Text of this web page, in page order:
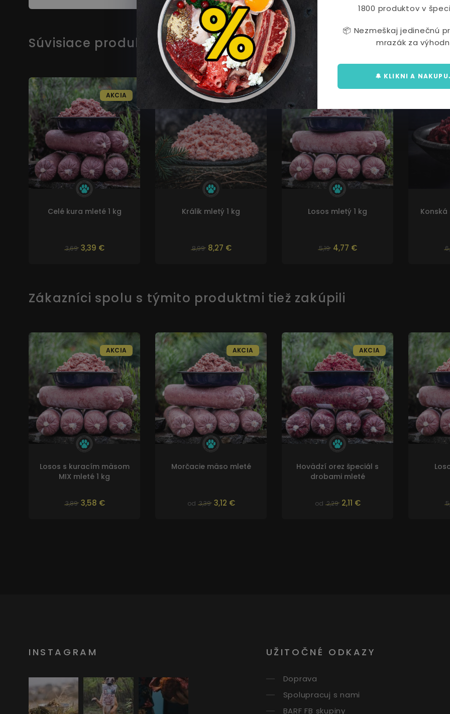
Súvisiace produkty
Celé kura mleté 1 kg
3,69 3,39 €
AKCIA
Králik mletý 1 kg
8,99 8,27 €
AKCIA
Losos mletý 1 kg
5,19 4,77 €
Zákazníci spolu s týmito produktmi tiež zakúpili
Losos s kuracím mäsom
MIX mleté 1 kg
3,89 3,58 €
AKCIA
Morčacie mäso mleté
od 3,39 3,12 €
AKCIA
Hovädzí orez špeciál s
drobami mleté
od 2,29 2,11 €
AKCIA
INSTAGRAM UŽITOČNÉ ODKAZY
Doprava
Spolupracuj s nami
BARF FB skupiny
1800 produktov v
📦 Nezmeškaj jedinečnú
mrazák za
🔔 KLIKNI A